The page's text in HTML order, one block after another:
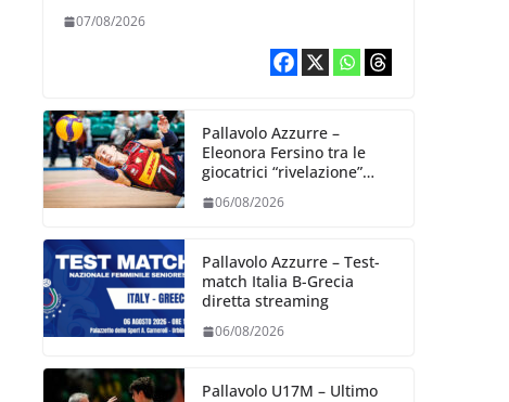
07/08/2026
Pallavolo Azzurre –
Eleonora Fersino tra le
giocatrici “rivelazione”
Volleyball World
06/08/2026
Pallavolo Azzurre – Test-
match Italia B-Grecia
diretta streaming
06/08/2026
Pallavolo U17M – Ultimo